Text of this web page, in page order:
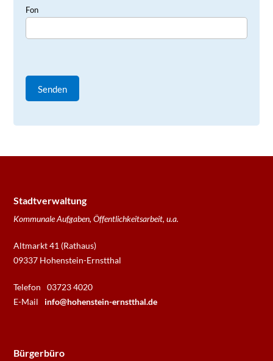
Fon
Stadtverwaltung
Kommunale Aufgaben, Öffentlichkeitsarbeit, u.a.
Altmarkt 41 (Rathaus)
09337 Hohenstein-Ernstthal
Telefon
03723 4020
E-Mail
info@hohenstein-ernstthal.de
Bürgerbüro